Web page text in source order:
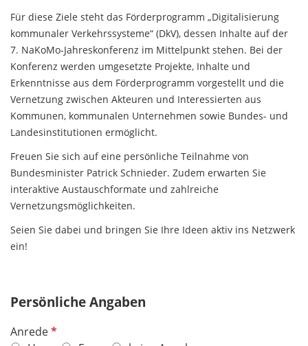
Für diese Ziele steht das Förderprogramm „Digitalisierung
kommunaler Verkehrssysteme“ (DkV), dessen Inhalte auf der
7. NaKoMo-Jahreskonferenz im Mittelpunkt stehen. Bei der
Konferenz werden umgesetzte Projekte, Inhalte und
Erkenntnisse aus dem Förderprogramm vorgestellt und die
Vernetzung zwischen Akteuren und Interessierten aus
Kommunen, kommunalen Unternehmen sowie Bundes- und
Landesinstitutionen ermöglicht.
Freuen Sie sich auf eine persönliche Teilnahme von
Bundesminister Patrick Schnieder. Zudem erwarten Sie
interaktive Austauschformate und zahlreiche
Vernetzungsmöglichkeiten.
Seien Sie dabei und bringen Sie Ihre Ideen aktiv ins Netzwerk
ein!
Persönliche Angaben
AnredeP